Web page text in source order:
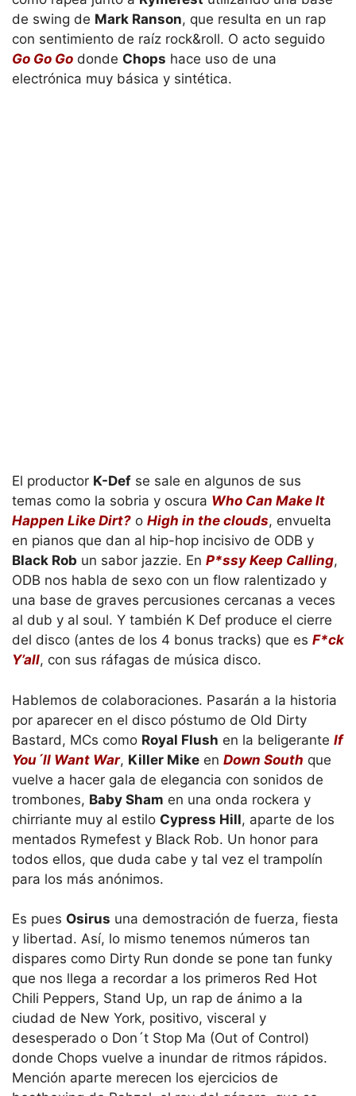
de swing de Mark Ranson, que resulta en un rap
con sentimiento de raíz rock&roll. O acto seguido
Go Go Go donde Chops hace uso de una
electrónica muy básica y sintética.
El productor K-Def se sale en algunos de sus
temas como la sobria y oscura Who Can Make It
Happen Like Dirt? o High in the clouds, envuelta
en pianos que dan al hip-hop incisivo de ODB y
Black Rob un sabor jazzie. En P*ssy Keep Calling,
ODB nos habla de sexo con un flow ralentizado y
una base de graves percusiones cercanas a veces
al dub y al soul. Y también K Def produce el cierre
del disco (antes de los 4 bonus tracks) que es F*ck
Y’all, con sus ráfagas de música disco.
Hablemos de colaboraciones. Pasarán a la historia
por aparecer en el disco póstumo de Old Dirty
Bastard, MCs como Royal Flush en la beligerante If
You´ll Want War, Killer Mike en Down South que
vuelve a hacer gala de elegancia con sonidos de
trombones, Baby Sham en una onda rockera y
chirriante muy al estilo Cypress Hill, aparte de los
mentados Rymefest y Black Rob. Un honor para
todos ellos, que duda cabe y tal vez el trampolín
para los más anónimos.
Es pues Osirus una demostración de fuerza, fiesta
y libertad. Así, lo mismo tenemos números tan
dispares como Dirty Run donde se pone tan funky
que nos llega a recordar a los primeros Red Hot
Chili Peppers, Stand Up, un rap de ánimo a la
ciudad de New York, positivo, visceral y
desesperado o Don´t Stop Ma (Out of Control)
donde Chops vuelve a inundar de ritmos rápidos.
Mención aparte merecen los ejercicios de